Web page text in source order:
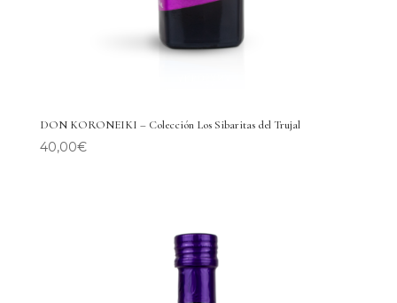
DON KORONEIKI – Colección Los Sibaritas del Trujal
40,00€